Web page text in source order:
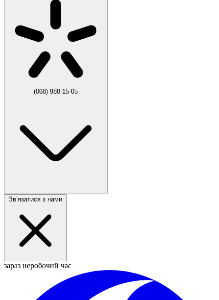
(068) 988-15-05
Звʼязатися з нами
зараз неробочий час